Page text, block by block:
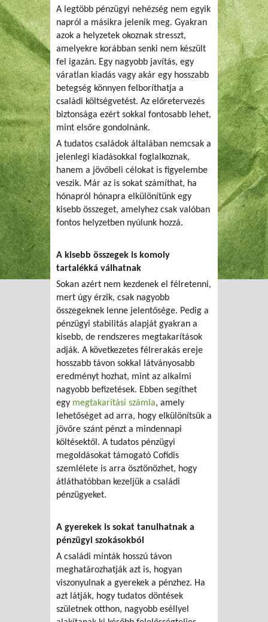
A legtöbb pénzügyi nehézség nem egyik
napról a másikra jelenik meg. Gyakran
azok a helyzetek okoznak stresszt,
amelyekre korábban senki nem készült
fel igazán. Egy nagyobb javítás, egy
váratlan kiadás vagy akár egy hosszabb
betegség könnyen felboríthatja a
családi költségvetést. Az előretervezés
biztonsága ezért sokkal fontosabb lehet,
mint elsőre gondolnánk.
A tudatos családok általában nemcsak a
jelenlegi kiadásokkal foglalkoznak,
hanem a jövőbeli célokat is figyelembe
veszik. Már az is sokat számíthat, ha
hónapról hónapra elkülönítünk egy
kisebb összeget, amelyhez csak valóban
fontos helyzetben nyúlunk hozzá.
A kisebb összegek is komoly
tartalékká válhatnak
Sokan azért nem kezdenek el félretenni,
mert úgy érzik, csak nagyobb
összegeknek lenne jelentősége. Pedig a
pénzügyi stabilitás alapját gyakran a
kisebb, de rendszeres megtakarítások
adják. A következetes félrerakás ereje
hosszabb távon sokkal látványosabb
eredményt hozhat, mint az alkalmi
nagyobb befizetések. Ebben segíthet
egy megtakarítási számla, amely
lehetőséget ad arra, hogy elkülönítsük a
jövőre szánt pénzt a mindennapi
költésektől. A tudatos pénzügyi
megoldásokat támogató Cofidis
szemlélete is arra ösztönözhet, hogy
átláthatóbban kezeljük a családi
pénzügyeket.
A gyerekek is sokat tanulhatnak a
pénzügyi szokásokból
A családi minták hosszú távon
meghatározhatják azt is, hogyan
viszonyulnak a gyerekek a pénzhez. Ha
azt látják, hogy tudatos döntések
születnek otthon, nagyobb eséllyel